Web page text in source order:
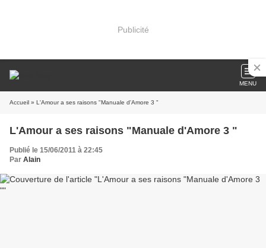
Publicité
MENU
Accueil » L'Amour a ses raisons "Manuale d'Amore 3 "
L'Amour a ses raisons "Manuale d'Amore 3 "
Publié le 15/06/2011 à 22:45
Par Alain